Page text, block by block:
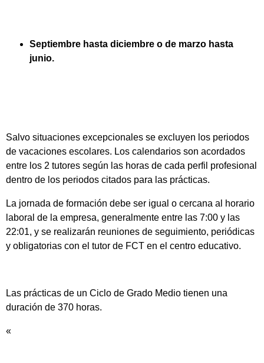
Septiembre hasta diciembre o de marzo hasta
junio.
Salvo situaciones excepcionales se excluyen los periodos
de vacaciones escolares. Los calendarios son acordados
entre los 2 tutores según las horas de cada perfil profesional
dentro de los periodos citados para las prácticas.
La jornada de formación debe ser igual o cercana al horario
laboral de la empresa, generalmente entre las 7:00 y las
22:01, y se realizarán reuniones de seguimiento, periódicas
y obligatorias con el tutor de FCT en el centro educativo.
Las prácticas de un Ciclo de Grado Medio tienen una
duración de 370 horas.
«